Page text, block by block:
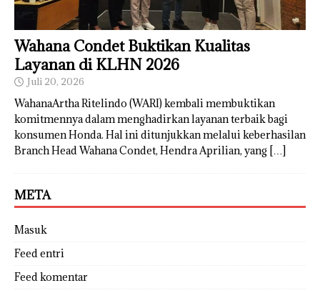
Wahana Condet Buktikan Kualitas
Layanan di KLHN 2026
Juli 20, 2026
WahanaArtha Ritelindo (WARI) kembali membuktikan
komitmennya dalam menghadirkan layanan terbaik bagi
konsumen Honda. Hal ini ditunjukkan melalui keberhasilan
Branch Head Wahana Condet, Hendra Aprilian, yang […]
META
Masuk
Feed entri
Feed komentar